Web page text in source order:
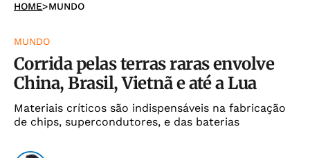
HOME>MUNDO
MUNDO
Corrida pelas terras raras envolve
China, Brasil, Vietnã e até a Lua
Materiais críticos são indispensáveis na fabricação
de chips, supercondutores, e das baterias